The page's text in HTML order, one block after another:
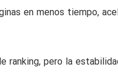
en menos tiempo,
pero la